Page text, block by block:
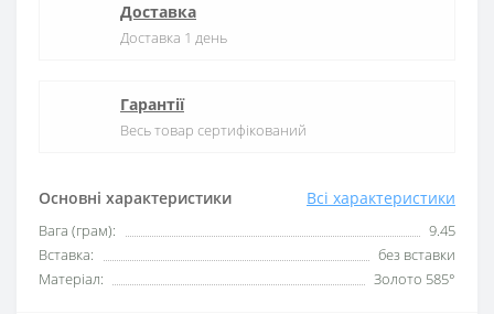
Основні характеристики Всі характеристики
Вага (грам):
9.45
Вставка:
без вставки
Матеріал:
Золото 585°
Доставка
Доставка 1 день
Гарантії
Весь товар сертифікований